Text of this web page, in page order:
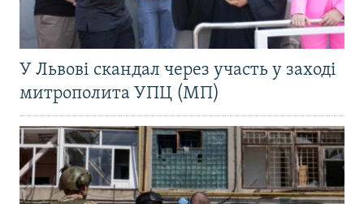
У Львові скандал через участь у заході
митрополита УПЦ (МП)